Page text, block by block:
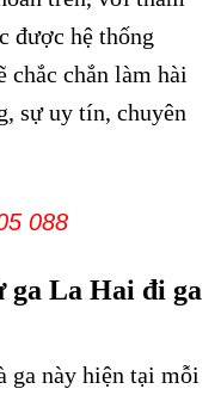
được hệ thống
chắc chắn làm hài
sự uy tín, chuyên
088
ga La Hai đi ga
ga này hiện tại mỗi